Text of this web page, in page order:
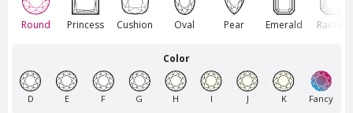
Round Princess Cushion Oval Pear Emerald Radiant
Color
D E F G H I J K Fancy